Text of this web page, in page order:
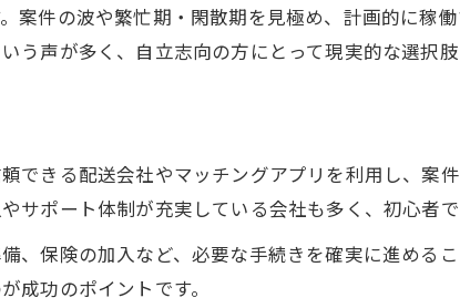
地域特性を知ることが軽貨物配送自立の近
横浜の地域特性を活かした自立型配送術
地域特性活用で自立型軽貨物配送を実現
案件の波や繁忙期・閑散期を見極め、計画的に稼
う声が多く、自立志向の方にとって現実的な選択肢
できる配送会社やマッチングアプリを利用し、案
サポート体制が充実している会社も多く、初心者
、保険の加入など、必要な手続きを確実に進める
成功のポイントです。